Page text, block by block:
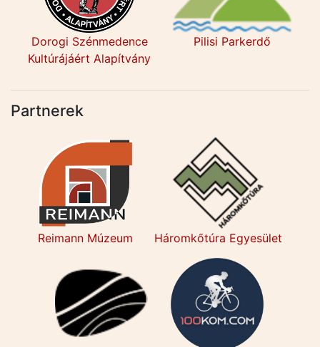
Dorogi Szénmedence
Kultúrájáért Alapítvány
Pilisi Parkerdő
Partnerek
Reimann Múzeum Háromkőtúra Egyesület